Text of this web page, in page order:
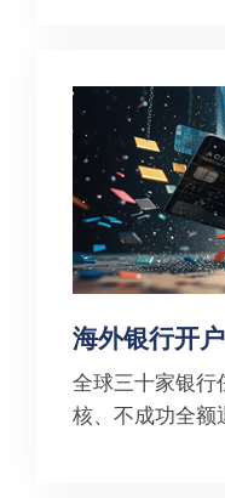
海外银行开户
全球三十家银行
核、不成功全额